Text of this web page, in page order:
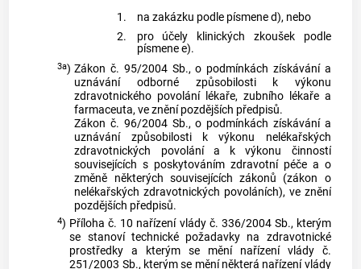
1.
na zakázku podle písmene d), nebo
2.
pro účely klinických zkoušek podle
písmene e).
3a) Zákon č. 95/2004 Sb., o podmínkách získávání a
uznávání odborné způsobilosti k výkonu
zdravotnického povolání lékaře, zubního lékaře a
farmaceuta, ve znění pozdějších předpisů.
Zákon č. 96/2004 Sb., o podmínkách získávání a
uznávání způsobilosti k výkonu nelékařských
zdravotnických povolání a k výkonu činností
souvisejících s poskytováním zdravotní péče a o
změně některých souvisejících zákonů (zákon o
nelékařských zdravotnických povoláních), ve znění
pozdějších předpisů.
4) Příloha č. 10 nařízení vlády č. 336/2004 Sb., kterým
se stanoví technické požadavky na zdravotnické
prostředky a kterým se mění nařízení vlády č.
251/2003 Sb., kterým se mění některá nařízení vlády